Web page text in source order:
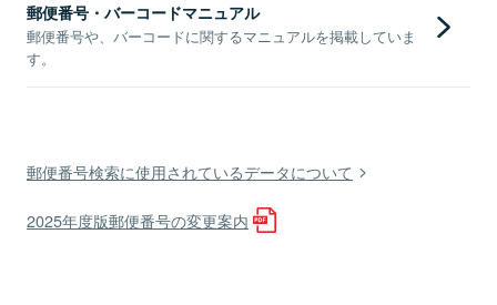
郵便番号・バーコードマニュアル
郵便番号や、バーコードに関するマニュアルを掲載していま
す。
郵便番号検索に使用されているデータについて
2025年度版郵便番号の変更案内